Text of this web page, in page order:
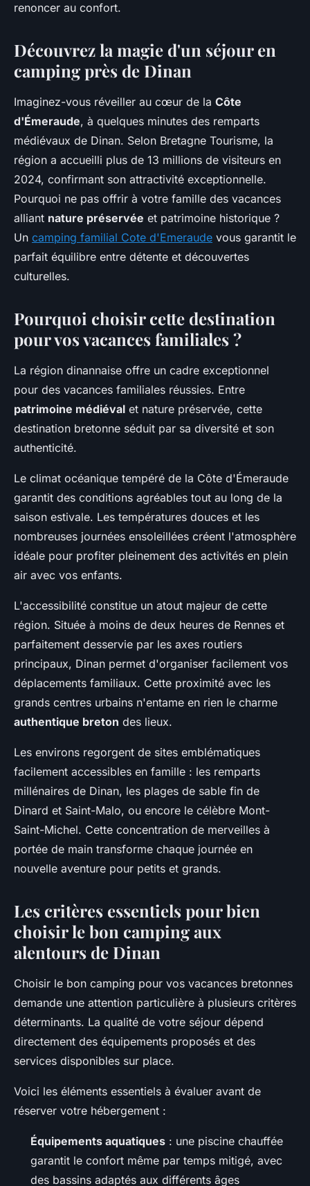
renoncer au confort.
Découvrez la magie d'un séjour en
camping près de Dinan
Imaginez-vous réveiller au cœur de la Côte
d'Émeraude, à quelques minutes des remparts
médiévaux de Dinan. Selon Bretagne Tourisme, la
région a accueilli plus de 13 millions de visiteurs en
2024, confirmant son attractivité exceptionnelle.
Pourquoi ne pas offrir à votre famille des vacances
alliant nature préservée et patrimoine historique ?
Un camping familial Cote d'Emeraude vous garantit le
parfait équilibre entre détente et découvertes
culturelles.
Pourquoi choisir cette destination
pour vos vacances familiales ?
La région dinannaise offre un cadre exceptionnel
pour des vacances familiales réussies. Entre
patrimoine médiéval et nature préservée, cette
destination bretonne séduit par sa diversité et son
authenticité.
Le climat océanique tempéré de la Côte d'Émeraude
garantit des conditions agréables tout au long de la
saison estivale. Les températures douces et les
nombreuses journées ensoleillées créent l'atmosphère
idéale pour profiter pleinement des activités en plein
air avec vos enfants.
L'accessibilité constitue un atout majeur de cette
région. Située à moins de deux heures de Rennes et
parfaitement desservie par les axes routiers
principaux, Dinan permet d'organiser facilement vos
déplacements familiaux. Cette proximité avec les
grands centres urbains n'entame en rien le charme
authentique breton des lieux.
Les environs regorgent de sites emblématiques
facilement accessibles en famille : les remparts
millénaires de Dinan, les plages de sable fin de
Dinard et Saint-Malo, ou encore le célèbre Mont-
Saint-Michel. Cette concentration de merveilles à
portée de main transforme chaque journée en
nouvelle aventure pour petits et grands.
Les critères essentiels pour bien
choisir le bon camping aux
alentours de Dinan
Choisir le bon camping pour vos vacances bretonnes
demande une attention particulière à plusieurs critères
déterminants. La qualité de votre séjour dépend
directement des équipements proposés et des
services disponibles sur place.
Voici les éléments essentiels à évaluer avant de
réserver votre hébergement :
Équipements aquatiques : une piscine chauffée
garantit le confort même par temps mitigé, avec
des bassins adaptés aux différents âges